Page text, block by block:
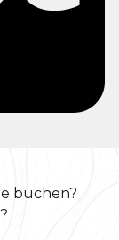
buchen?